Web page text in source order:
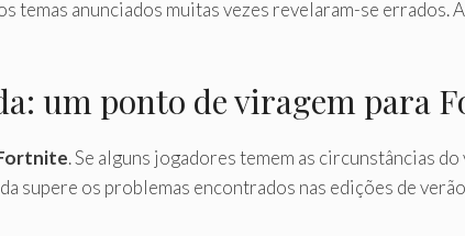
temas anunciados muitas vezes revelaram-se errados.
um ponto de viragem para
. Se alguns jogadores temem as circunstâncias
supere os problemas encontrados nas edições de